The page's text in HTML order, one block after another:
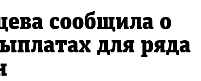
сообщила о
для ряда